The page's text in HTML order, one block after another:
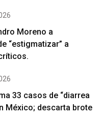
Moreno a
“estigmatizar” a
33 casos de “diarrea
México; descarta brote